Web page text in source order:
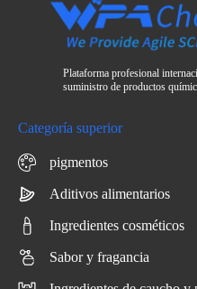
Plataforma profesional
suministro de productos
Categoría superior
pigmentos
Aditivos alimentarios
Ingredientes cosméticos
Sabor y fragancia